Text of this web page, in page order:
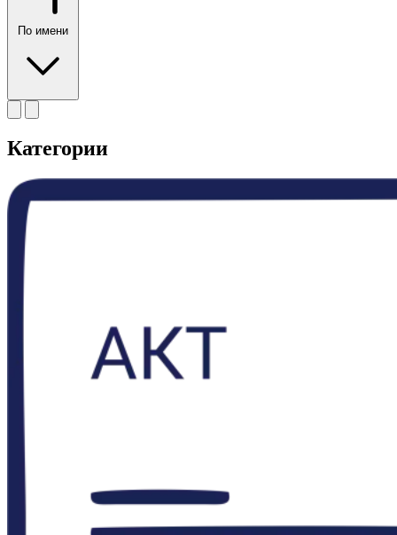
По имени
Категории